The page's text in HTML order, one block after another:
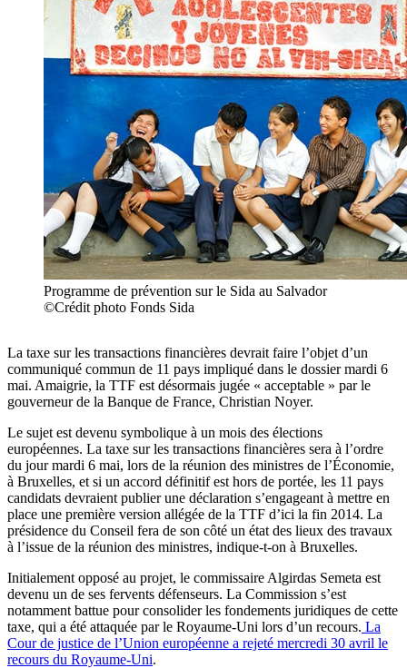
Programme de prévention sur le Sida au Salvador
©Crédit photo Fonds Sida
La taxe sur les transactions financières devrait faire l’objet d’un
communiqué commun de 11 pays impliqué dans le dossier mardi 6
mai. Amaigrie, la TTF est désormais jugée « acceptable » par le
gouverneur de la Banque de France, Christian Noyer.
Le sujet est devenu symbolique à un mois des élections
européennes. La taxe sur les transactions financières sera à l’ordre
du jour mardi 6 mai, lors de la réunion des ministres de l’Économie,
à Bruxelles, et si un accord définitif est hors de portée, les 11 pays
candidats devraient publier une déclaration s’engageant à mettre en
place une première version allégée de la TTF d’ici la fin 2014. La
présidence du Conseil fera de son côté un état des lieux des travaux
à l’issue de la réunion des ministres, indique-t-on à Bruxelles.
Initialement opposé au projet, le commissaire Algirdas Semeta est
devenu un de ses fervents défenseurs. La Commission s’est
notamment battue pour consolider les fondements juridiques de cette
taxe, qui a été attaquée par le Royaume-Uni lors d’un recours. La
Cour de justice de l’Union européenne a rejeté mercredi 30 avril le
recours du Royaume-Uni.